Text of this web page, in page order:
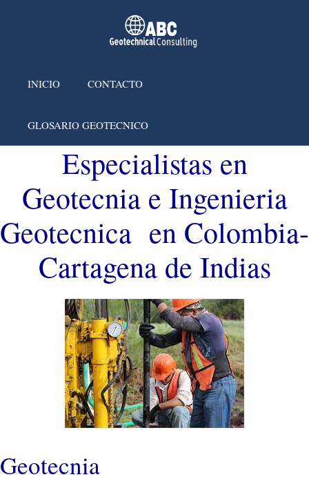
INICIO CONTACTO
GLOSARIO GEOTECNICO
Especialistas en
Geotecnia e Ingenieria
Geotecnica en Colombia-
Cartagena de Indias
Geotecnia